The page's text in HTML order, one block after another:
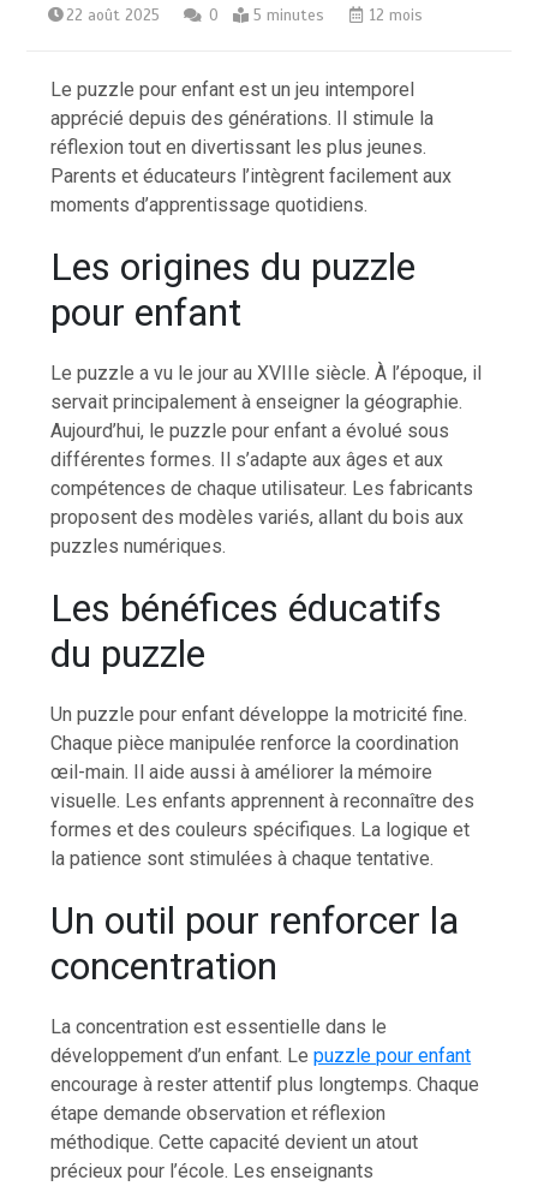
22 août 2025 0 5 minutes 12 mois
Le puzzle pour enfant est un jeu intemporel
apprécié depuis des générations. Il stimule la
réflexion tout en divertissant les plus jeunes.
Parents et éducateurs l’intègrent facilement aux
moments d’apprentissage quotidiens.
Les origines du puzzle
pour enfant
Le puzzle a vu le jour au XVIIIe siècle. À l’époque, il
servait principalement à enseigner la géographie.
Aujourd’hui, le puzzle pour enfant a évolué sous
différentes formes. Il s’adapte aux âges et aux
compétences de chaque utilisateur. Les fabricants
proposent des modèles variés, allant du bois aux
puzzles numériques.
Les bénéfices éducatifs
du puzzle
Un puzzle pour enfant développe la motricité fine.
Chaque pièce manipulée renforce la coordination
œil-main. Il aide aussi à améliorer la mémoire
visuelle. Les enfants apprennent à reconnaître des
formes et des couleurs spécifiques. La logique et
la patience sont stimulées à chaque tentative.
Un outil pour renforcer la
concentration
La concentration est essentielle dans le
développement d’un enfant. Lepuzzle pour enfant
encourage à rester attentif plus longtemps. Chaque
étape demande observation et réflexion
méthodique. Cette capacité devient un atout
précieux pour l’école. Les enseignants